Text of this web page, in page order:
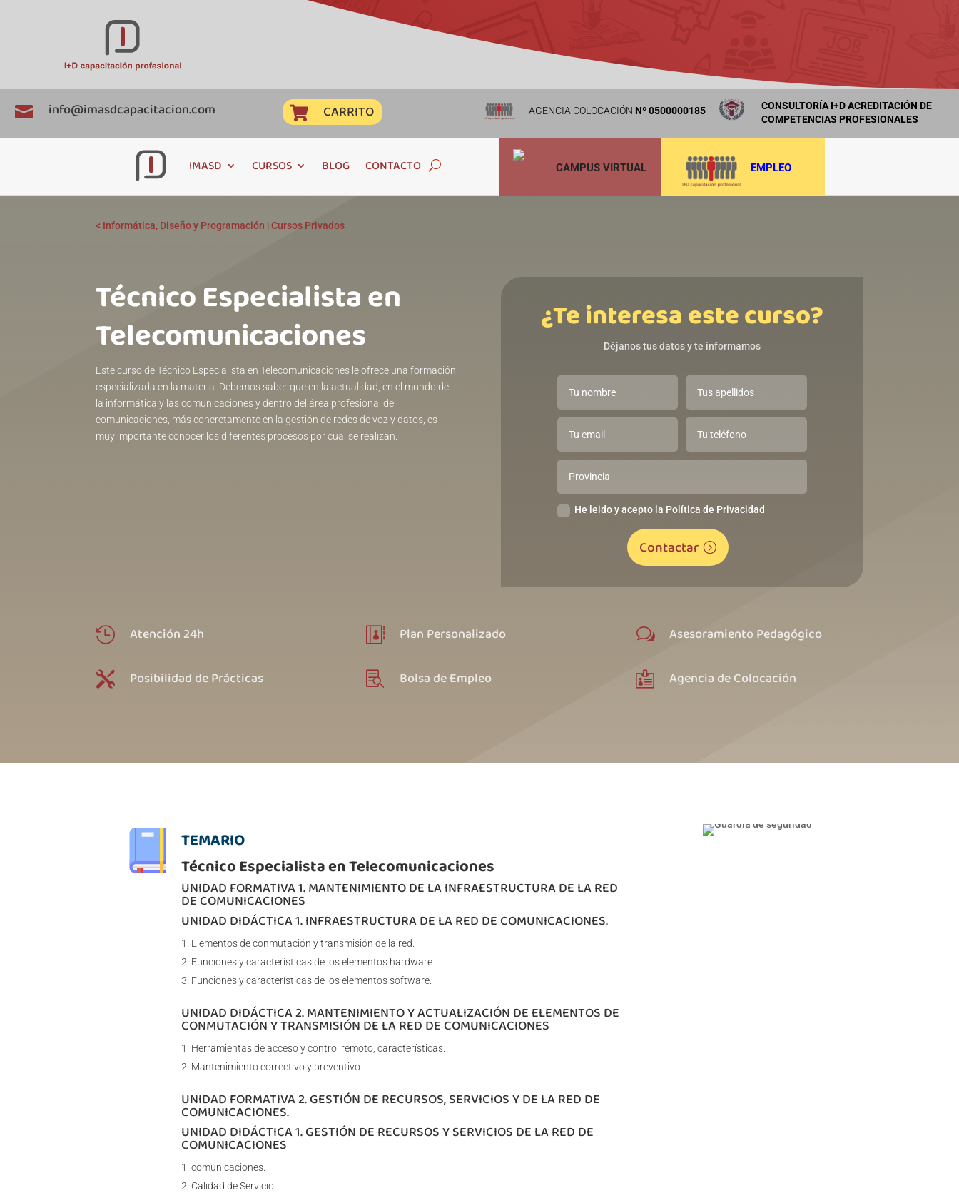
 info@imasdcapacitacion.com  CARRITO AGENCIA COLOCACIÓN Nº 0500000185
CONSULTORÍA I+D ACREDITACIÓN DE
COMPETENCIAS PROFESIONALES
IMASD CURSOS BLOG CONTACTO EMPLEO
CAMPUS VIRTUAL
< Informática, Diseño y Programación |Cursos Privados
Técnico Especialista en
Telecomunicaciones
Este curso de Técnico Especialista en Telecomunicaciones le ofrece una formación
especializada en la materia. Debemos saber que en la actualidad, en el mundo de
la informática y las comunicaciones y dentro del área profesional de
comunicaciones, más concretamente en la gestión de redes de voz y datos, es
muy importante conocer los diferentes procesos por cual se realizan.
¿Te interesa este curso?
Déjanos tus datos y te informamos
He leido y acepto la Política de Privacidad
Contactar
 Atención 24h
 Posibilidad de Prácticas
 Plan Personalizado
 Bolsa de Empleo
w Asesoramiento Pedagógico
 Agencia de Colocación
TEMARIO
Técnico Especialista en Telecomunicaciones
UNIDAD FORMATIVA 1. MANTENIMIENTO DE LA INFRAESTRUCTURA DE LA RED
DE COMUNICACIONES
UNIDAD DIDÁCTICA 1. INFRAESTRUCTURA DE LA RED DE COMUNICACIONES.
Elementos de conmutación y transmisión de la red.
Funciones y características de los elementos hardware.
Funciones y características de los elementos software.
UNIDAD DIDÁCTICA 2. MANTENIMIENTO Y ACTUALIZACIÓN DE ELEMENTOS DE
CONMUTACIÓN Y TRANSMISIÓN DE LA RED DE COMUNICACIONES
Herramientas de acceso y control remoto, características.
Mantenimiento correctivo y preventivo.
UNIDAD FORMATIVA 2. GESTIÓN DE RECURSOS, SERVICIOS Y DE LA RED DE
COMUNICACIONES.
UNIDAD DIDÁCTICA 1. GESTIÓN DE RECURSOS Y SERVICIOS DE LA RED DE
COMUNICACIONES
comunicaciones.
Calidad de Servicio.